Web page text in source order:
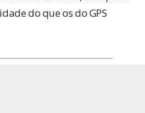
do que os do GPS